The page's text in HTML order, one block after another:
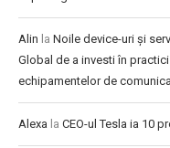
Alin la Noile device-uri și
Global de a investi în
echipamentelor de
Alexa la CEO-ul Tesla ia 10